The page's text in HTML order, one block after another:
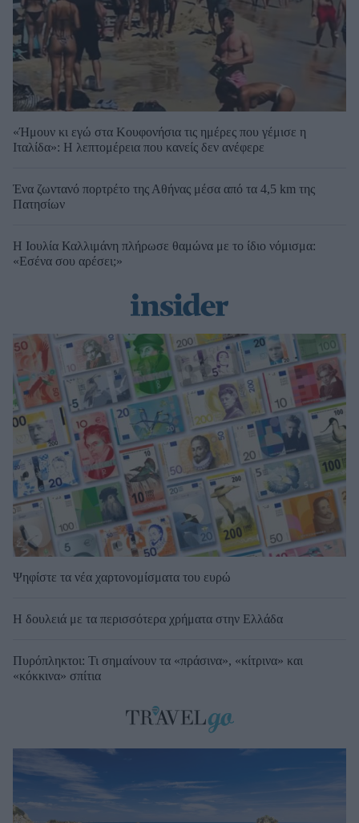
«Ήμουν κι εγώ στα Κουφονήσια τις ημέρες που γέμισε η
Ιταλίδα»: Η λεπτομέρεια που κανείς δεν ανέφερε
Ένα ζωντανό πορτρέτο της Αθήνας μέσα από τα 4,5 km της
Πατησίων
Η Ιουλία Καλλιμάνη πλήρωσε θαμώνα με το ίδιο νόμισμα:
«Εσένα σου αρέσει;»
Ψηφίστε τα νέα χαρτονομίσματα του ευρώ
Η δουλειά με τα περισσότερα χρήματα στην Ελλάδα
Πυρόπληκτοι: Τι σημαίνουν τα «πράσινα», «κίτρινα» και
«κόκκινα» σπίτια